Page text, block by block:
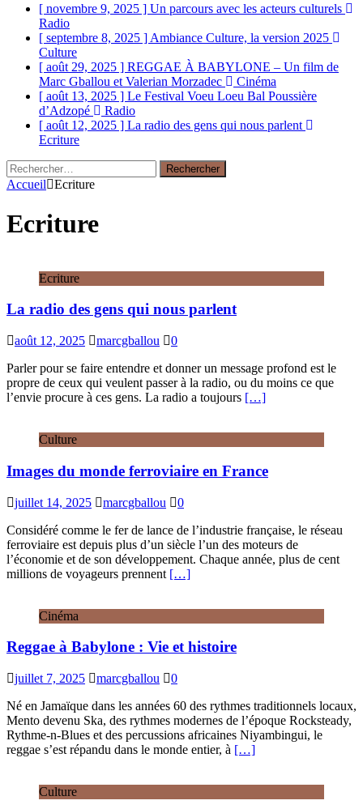
[ novembre 9, 2025 ] Un parcours avec les acteurs culturels
Radio
[ septembre 8, 2025 ] Ambiance Culture, la version 2025
Culture
[ août 29, 2025 ] REGGAE À BABYLONE – Un film de
Marc Gballou et Valerian Morzadec
Cinéma
[ août 13, 2025 ] Le Festival Voeu Loeu Bal Poussière
d’Adzopé
Radio
[ août 12, 2025 ] La radio des gens qui nous parlent
Ecriture
Rechercher :
Accueil
Ecriture
Ecriture
Ecriture
La radio des gens qui nous parlent
août 12, 2025 marcgballou
0
Parler pour se faire entendre et donner un message profond est le
propre de ceux qui veulent passer à la radio, ou du moins ce que
l’envie procure à ces gens. La radio a toujours […]
Culture
Images du monde ferroviaire en France
juillet 14, 2025 marcgballou
0
Considéré comme le fer de lance de l’industrie française, le réseau
ferroviaire est depuis plus d’un siècle l’un des moteurs de
l’économie et de son développement. Chaque année, plus de cent
millions de voyageurs prennent […]
Cinéma
Reggae à Babylone : Vie et histoire
juillet 7, 2025 marcgballou
0
Né en Jamaïque dans les années 60 des rythmes traditionnels locaux,
Mento devenu Ska, des rythmes modernes de l’époque Rocksteady,
Rythme-n-Blues et des percussions africaines Niyambingui, le
reggae s’est répandu dans le monde entier, à […]
Culture